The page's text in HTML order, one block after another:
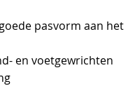
pasvorm aan het
en voetgewrichten